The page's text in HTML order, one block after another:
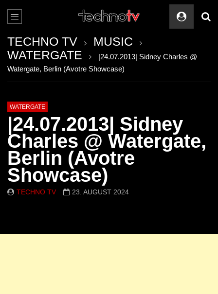
TECHNO TV
MUSIC
WATERGATE
|24.07.2013| Sidney Charles @
Watergate, Berlin (Avotre Showcase)
WATERGATE
|24.07.2013| Sidney
Charles @ Watergate,
Berlin (Avotre
Showcase)
TECHNO TV 23. AUGUST 2024